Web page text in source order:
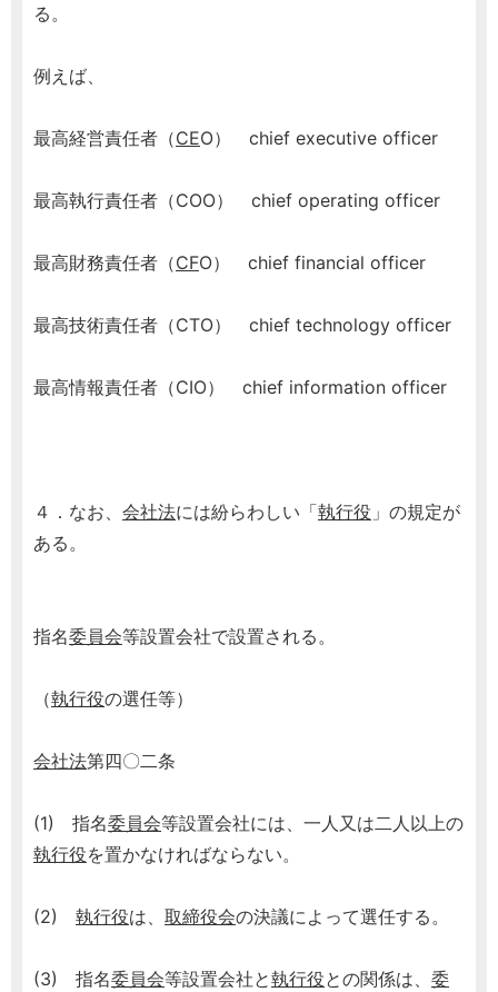
る。
例えば、
最高経営責任者（CEO） chief executive officer
最高執行責任者（COO） chief operating officer
最高財務責任者（CFO） chief financial officer
最高技術責任者（CTO） chief technology officer
最高情報責任者（CIO） chief information officer
４．なお、 会社法には紛らわしい「執行役 」の規定が
ある。
指名委員会等設置会社で設置される。
（執行役の選任等）
会社法第四〇二条
(1) 指名委員会等設置会社には、一人又は二人以上の
執行役を置かなければならない。
(2) 執行役は、 取締役会の決議によって選任する。
(3) 指名委員会等設置会社と執行役との関係は、 委